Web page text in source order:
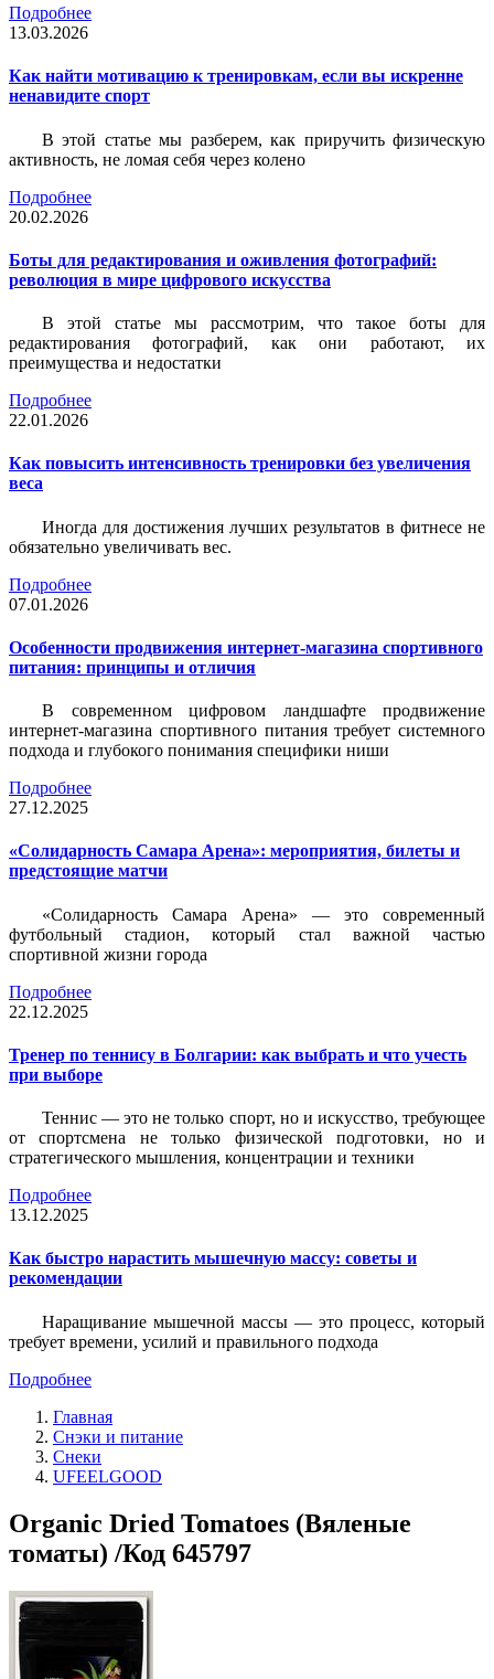
Подробнее
13.03.2026
Как найти мотивацию к тренировкам, если вы искренне
ненавидите спорт
В этой статье мы разберем, как приручить физическую
активность, не ломая себя через колено
Подробнее
20.02.2026
Боты для редактирования и оживления фотографий:
революция в мире цифрового искусства
В этой статье мы рассмотрим, что такое боты для
редактирования фотографий, как они работают, их
преимущества и недостатки
Подробнее
22.01.2026
Как повысить интенсивность тренировки без увеличения
веса
Иногда для достижения лучших результатов в фитнесе не
обязательно увеличивать вес.
Подробнее
07.01.2026
Особенности продвижения интернет-магазина спортивного
питания: принципы и отличия
В современном цифровом ландшафте продвижение
интернет-магазина спортивного питания требует системного
подхода и глубокого понимания специфики ниши
Подробнее
27.12.2025
«Солидарность Самара Арена»: мероприятия, билеты и
предстоящие матчи
«Солидарность Самара Арена» — это современный
футбольный стадион, который стал важной частью
спортивной жизни города
Подробнее
22.12.2025
Тренер по теннису в Болгарии: как выбрать и что учесть
при выборе
Теннис — это не только спорт, но и искусство, требующее
от спортсмена не только физической подготовки, но и
стратегического мышления, концентрации и техники
Подробнее
13.12.2025
Как быстро нарастить мышечную массу: советы и
рекомендации
Наращивание мышечной массы — это процесс, который
требует времени, усилий и правильного подхода
Подробнее
Главная
Снэки и питание
Снеки
UFEELGOOD
Organic Dried Tomatoes (Вяленые
томаты) /Код 645797